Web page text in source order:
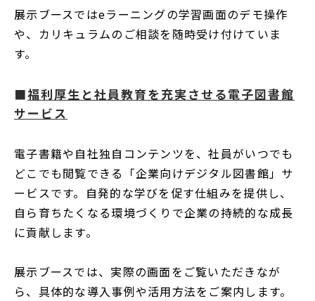
展示ブースではeラーニングの学習画面のデモ操作
や、カリキュラムのご相談を随時受け付けていま
す。
■福利厚生と社員教育を充実させる電子図書館
サービス
電子書籍や自社独自コンテンツを、社員がいつでも
どこでも閲覧できる「企業向けデジタル図書館」サ
ービスです。自発的な学びを促す仕組みを提供し、
自ら育ちたくなる環境づくりで企業の持続的な成長
に貢献します。
展示ブースでは、実際の画面をご覧いただきなが
ら、具体的な導入事例や活用方法をご案内します。